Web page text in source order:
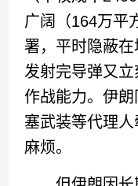
广阔（164万平
署，平时隐蔽在
发射完导弹又
作战能力。伊
塞武装等代理
麻烦。